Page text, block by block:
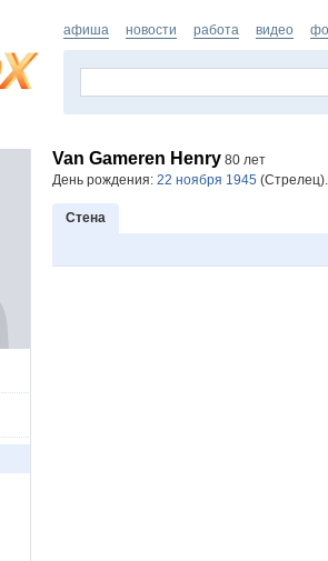
афиша новости работа видео
Van Gameren Henry 80 лет
День рождения: 22 ноября 1945
Стена